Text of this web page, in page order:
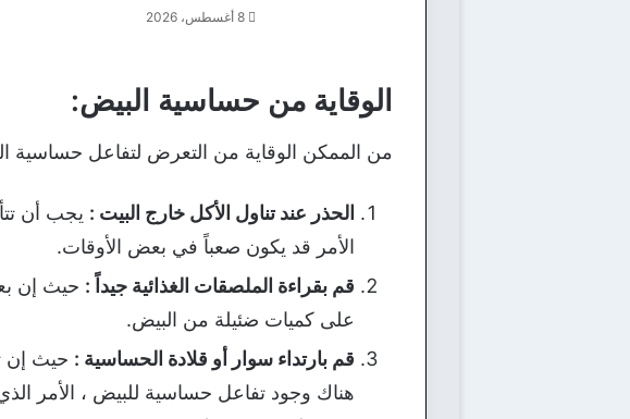
8 أغسطس، 2026
الوقاية من حساسية البيض:
من الممكن الوقاية من التعرض لتفاعل حساسية
الحذر عند تناول الأكل خارج البيت : يجب أن
الأمر قد يكون صعباً في بعض الأوقات.
قم بقراءة الملصقات الغذائية جيداً : حيث إن
على كميات ضئيلة من البيض.
قم بارتداء سوار أو قلادة الحساسية : حيث إن
هناك وجود تفاعل حساسية للبيض ، الأمر